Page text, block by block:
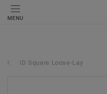
MENU
iD Square Loose-Lay